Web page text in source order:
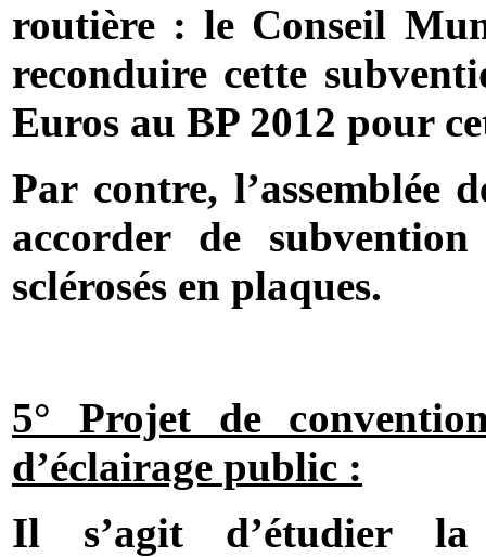
routière : le Conseil
reconduire cette
Euros au BP 2012 pour
Par contre, l’assemblée
accorder de
sclérosés en plaques.
5° Projet de
d’éclairage public :
Il s’agit d’étudier